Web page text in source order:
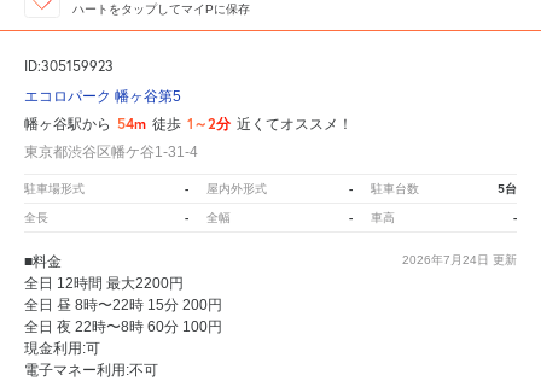
ハートをタップしてマイPに保存
ID:305159923
エコロパーク 幡ヶ谷第5
幡ヶ谷駅から 54m 徒歩 1～2分 近くてオススメ！
東京都渋谷区幡ケ谷1-31-4
駐車場形式 - 屋内外形式 - 駐車台数 5台
全長 - 全幅 - 車高 -
2026年7月24日 更新
■料金
全日 12時間 最大2200円
全日 昼 8時〜22時 15分 200円
全日 夜 22時〜8時 60分 100円
現金利用:可
電子マネー利用:不可